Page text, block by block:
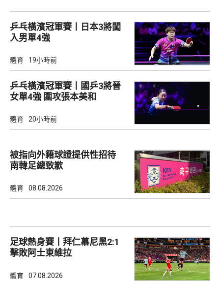
乒乓橫濱冠軍賽丨日本3將闖
入男單4強
體育 19小時前
乒乓橫濱冠軍賽丨國乒3將晉
女單4強 圍攻張本美和
體育 20小時前
被指向外籍球證提供性招待
南韓足總致歉
體育 08.08.2026
足球熱身賽丨拜仁慕尼黑2:1
擊敗阿士東維拉
體育 07.08.2026